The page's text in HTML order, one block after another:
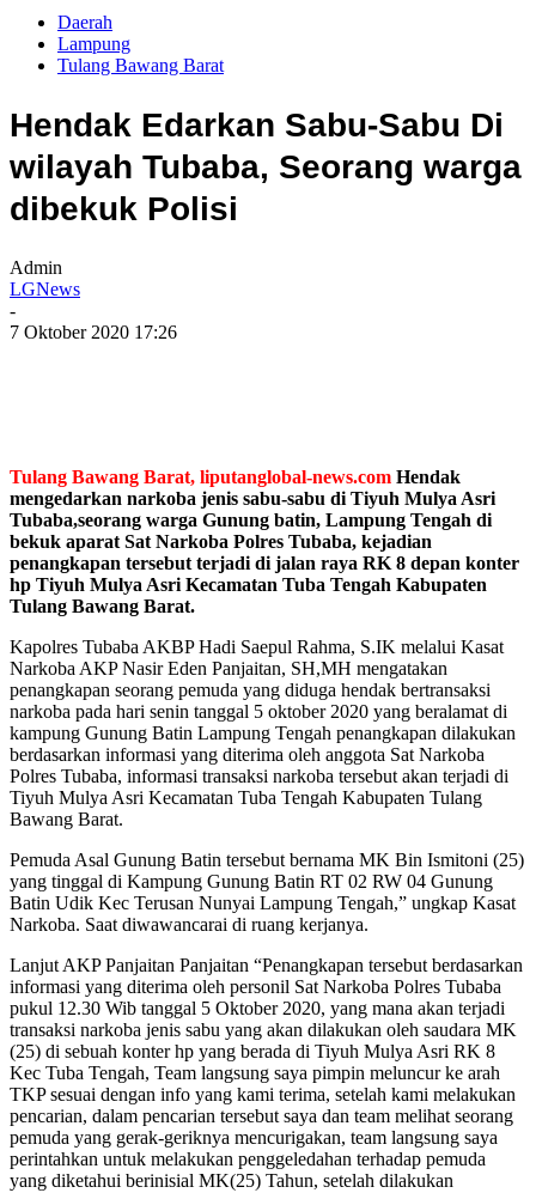
Daerah
Lampung
Tulang Bawang Barat
Hendak Edarkan Sabu-Sabu Di
wilayah Tubaba, Seorang warga
dibekuk Polisi
Admin
LGNews
-
7 Oktober 2020 17:26
Tulang Bawang Barat, liputanglobal-news.com Hendak
mengedarkan narkoba jenis sabu-sabu di Tiyuh Mulya Asri
Tubaba,seorang warga Gunung batin, Lampung Tengah di
bekuk aparat Sat Narkoba Polres Tubaba, kejadian
penangkapan tersebut terjadi di jalan raya RK 8 depan konter
hp Tiyuh Mulya Asri Kecamatan Tuba Tengah Kabupaten
Tulang Bawang Barat.
Kapolres Tubaba AKBP Hadi Saepul Rahma, S.IK melalui Kasat
Narkoba AKP Nasir Eden Panjaitan, SH,MH mengatakan
penangkapan seorang pemuda yang diduga hendak bertransaksi
narkoba pada hari senin tanggal 5 oktober 2020 yang beralamat di
kampung Gunung Batin Lampung Tengah penangkapan dilakukan
berdasarkan informasi yang diterima oleh anggota Sat Narkoba
Polres Tubaba, informasi transaksi narkoba tersebut akan terjadi di
Tiyuh Mulya Asri Kecamatan Tuba Tengah Kabupaten Tulang
Bawang Barat.
Pemuda Asal Gunung Batin tersebut bernama MK Bin Ismitoni (25)
yang tinggal di Kampung Gunung Batin RT 02 RW 04 Gunung
Batin Udik Kec Terusan Nunyai Lampung Tengah,” ungkap Kasat
Narkoba. Saat diwawancarai di ruang kerjanya.
Lanjut AKP Panjaitan Panjaitan “Penangkapan tersebut berdasarkan
informasi yang diterima oleh personil Sat Narkoba Polres Tubaba
pukul 12.30 Wib tanggal 5 Oktober 2020, yang mana akan terjadi
transaksi narkoba jenis sabu yang akan dilakukan oleh saudara MK
(25) di sebuah konter hp yang berada di Tiyuh Mulya Asri RK 8
Kec Tuba Tengah, Team langsung saya pimpin meluncur ke arah
TKP sesuai dengan info yang kami terima, setelah kami melakukan
pencarian, dalam pencarian tersebut saya dan team melihat seorang
pemuda yang gerak-geriknya mencurigakan, team langsung saya
perintahkan untuk melakukan penggeledahan terhadap pemuda
yang diketahui berinisial MK(25) Tahun, setelah dilakukan